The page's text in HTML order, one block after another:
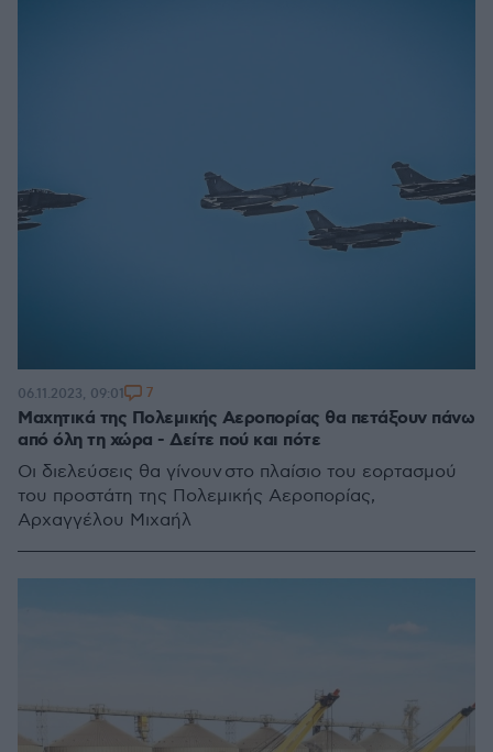
Μαχητικά της Πολεμικής Αεροπορίας θα πετάξουν πάνω
από όλη τη χώρα - Δείτε πού και πότε
Οι διελεύσεις θα γίνουν στο πλαίσιο του εορτασμού
του προστάτη της Πολεμικής Αεροπορίας,
Αρχαγγέλου Μιχαήλ
06.11.2023, 09:01 7